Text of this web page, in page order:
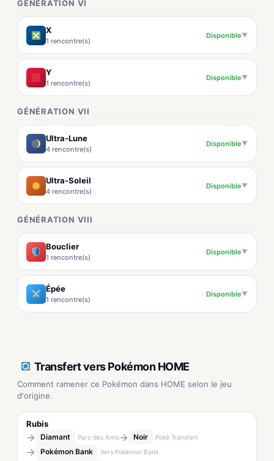
GÉNÉRATION VI
X
1 rencontre(s)
Disponible▼
Y
1 rencontre(s)
Disponible▼
GÉNÉRATION VII
Ultra-Lune
4 rencontre(s)
Disponible▼
Ultra-Soleil
4 rencontre(s)
Disponible▼
GÉNÉRATION VIII
Bouclier
1 rencontre(s)
Disponible▼
Épée
1 rencontre(s)
Disponible▼
Transfert vers Pokémon HOME
Comment ramener ce Pokémon dans HOME selon le jeu
d'origine.
Rubis
→ Diamant Parc des Amis→ Noir Poké Transfert
→ Pokémon Bank Vers Pokémon Bank